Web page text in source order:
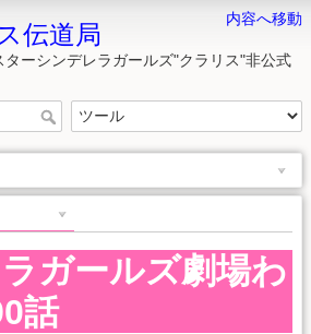
内容へ移動
伝道局
ターシンデレラガールズ"クラリス"非公式
ガールズ劇場わ
話